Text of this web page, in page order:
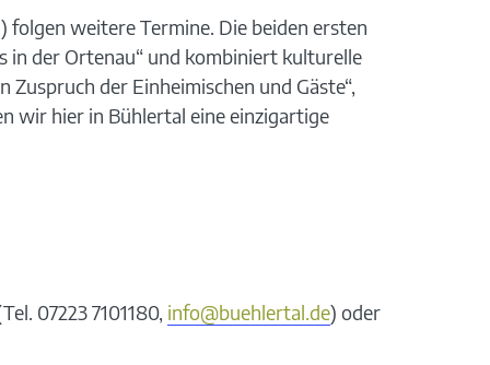
weitere Termine. Die beiden ersten
in der Ortenau“ und kombiniert kulturelle
der Einheimischen und Gäste“,
wir hier in Bühlertal eine einzigartige
07223 7101180, info@buehlertal.de) oder